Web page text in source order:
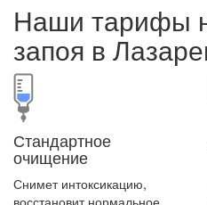
Наши тарифы
запоя в
Стандартное
очищение
Снимет интоксикацию,
восстановит нормальное